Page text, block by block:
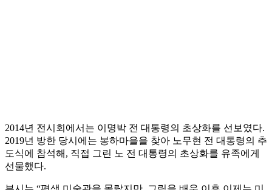
2014년 전시회에서는 이명박 전 대통령의 초상화를 선보였다.
2019년 방한 당시에는 봉하마을을 찾아 노무현 전 대통령의 추
도식에 참석해, 직접 그린 노 전 대통령의 초상화를 유족에게
선물했다.